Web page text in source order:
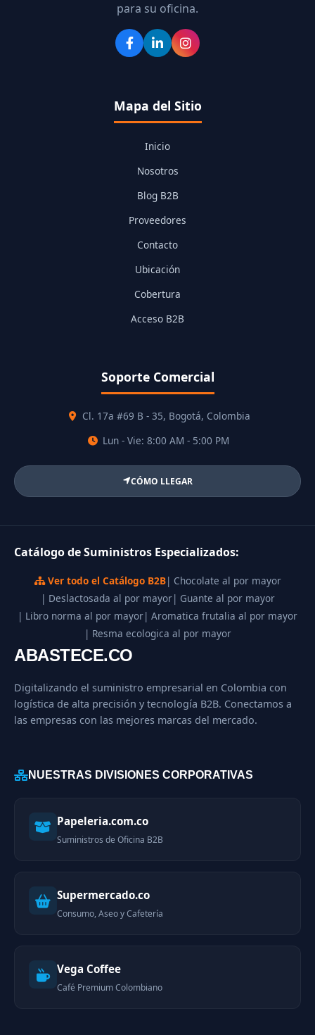
para su oficina.
Mapa del Sitio
Inicio
Nosotros
Blog B2B
Proveedores
Contacto
Ubicación
Cobertura
Acceso B2B
Soporte Comercial
Cl. 17a #69 B - 35, Bogotá, Colombia
Lun - Vie: 8:00 AM - 5:00 PM
CÓMO LLEGAR
Catálogo de Suministros Especializados:
Ver todo el Catálogo B2B| Chocolate al por mayor
| Deslactosada al por mayor| Guante al por mayor
| Libro norma al por mayor| Aromatica frutalia al por mayor
| Resma ecologica al por mayor
ABASTECE.CO
Digitalizando el suministro empresarial en Colombia con
logística de alta precisión y tecnología B2B. Conectamos a
las empresas con las mejores marcas del mercado.
NUESTRAS DIVISIONES CORPORATIVAS
Papeleria.com.co
Suministros de Oficina B2B
Supermercado.co
Consumo, Aseo y Cafetería
Vega Coffee
Café Premium Colombiano